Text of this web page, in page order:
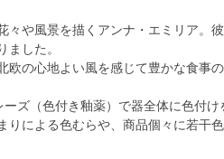
々や風景を描くアンナ・エミリア。
した。
欧の心地よい風を感じて豊かな食事
ズ（色付き釉薬）で器全体に色付
りによる色むらや、商品個々に若干色